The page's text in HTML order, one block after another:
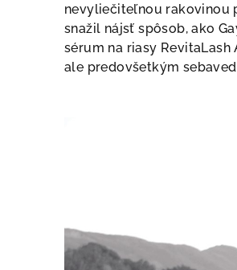
nevyliečiteľnou rakovinou
snažil nájsť spôsob, ako
sérum na riasy
ale predovšetkým